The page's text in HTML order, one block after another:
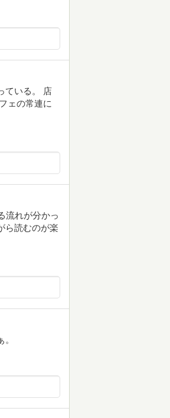
ている。 店
ェの常連に
流れが分かっ
ら読むのが楽